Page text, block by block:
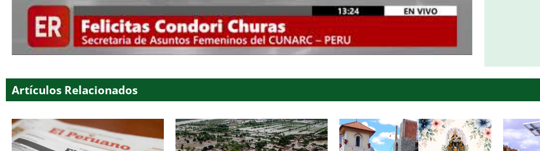
Artículos Relacionados